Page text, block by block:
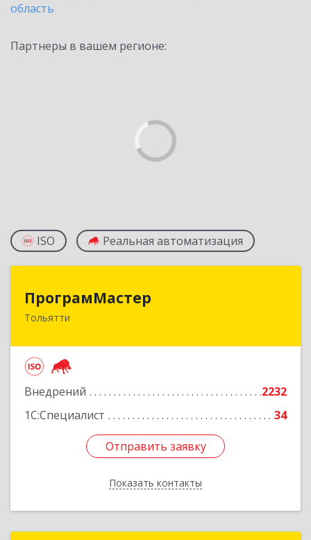
область
Партнеры в вашем регионе:
ISO Реальная автоматизация
ПрограмМастер
Тольятти
Внедрений
2232
1С:Специалист
34
Отправить заявку
Показать контакты
Отправить заявку
Назад